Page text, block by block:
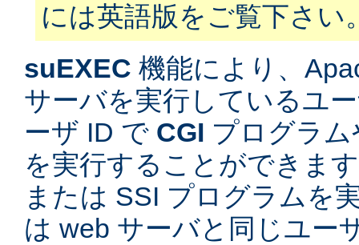
には英語版をご覧下さい
suEXEC 機能により、
サーバを実行しているユ
ーザ ID で CGI プログラ
を実行することができま
または SSI プログラムを
は web サーバと同じユー